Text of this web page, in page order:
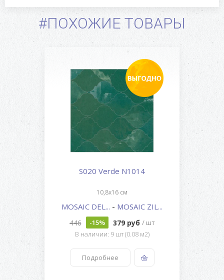
#ПОХОЖИЕ ТОВАРЫ
S020 Verde N1014
10,8x16 см
MOSAIC DEL... - MOSAIC ZIL...
446 -15% 379 руб / шт
В наличии: 9 шт (0.08 м2)
Подробнее